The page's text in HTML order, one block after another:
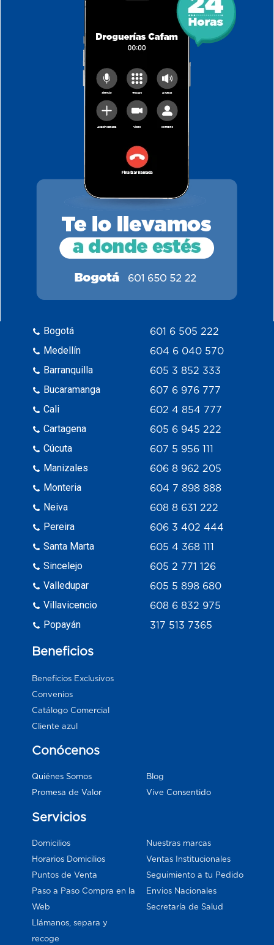
Bogotá
Medellín
Barranquilla
Bucaramanga
Cali
Cartagena
Cúcuta
Manizales
Monteria
Neiva
Pereira
Santa Marta
Sincelejo
Valledupar
Villavicencio
Popayán
601 6 505 222
604 6 040 570
605 3 852 333
607 6 976 777
602 4 854 777
605 6 945 222
607 5 956 111
606 8 962 205
604 7 898 888
608 8 631 222
606 3 402 444
605 4 368 111
605 2 771 126
605 5 898 680
608 6 832 975
317 513 7365
Beneficios
Beneficios Exclusivos
Convenios
Catálogo Comercial
Cliente azul
Conócenos
Quiénes Somos
Promesa de Valor
Blog
Vive Consentido
Servicios
Domicilios
Horarios Domicilios
Puntos de Venta
Paso a Paso Compra en la
Web
Llámanos, separa y
recoge
Nuestras marcas
Ventas Institucionales
Seguimiento a tu Pedido
Envios Nacionales
Secretaría de Salud